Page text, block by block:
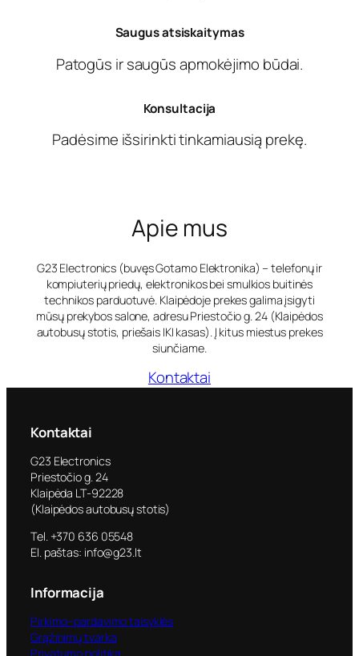
Saugus atsiskaitymas
Patogūs ir saugūs apmokėjimo būdai.
Konsultacija
Padėsime išsirinkti tinkamiausią prekę.
Apie mus
G23 Electronics (buvęs Gotamo Elektronika) – telefonų ir
kompiuterių priedų, elektronikos bei smulkios buitinės
technikos parduotuvė. Klaipėdoje prekes galima įsigyti
mūsų prekybos salone, adresu Priestočio g. 24 (Klaipėdos
autobusų stotis, priešais IKI kasas). Į kitus miestus prekes
siunčiame.
Kontaktai
Kontaktai
G23 Electronics
Priestočio g. 24
Klaipėda LT-92228
(Klaipėdos autobusų stotis)
Tel. +370 636 05548
El. paštas: info@g23.lt
Informacija
Pirkimo–pardavimo taisyklės
Grąžinimų tvarka